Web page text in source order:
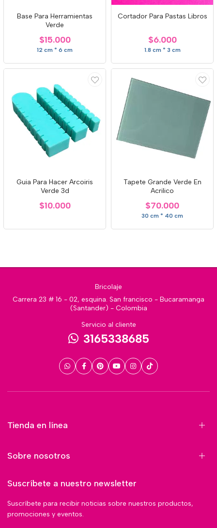
Base Para Herramientas
Verde
$15.000
12 cm * 6 cm
Cortador Para Pastas Libros
$6.000
1.8 cm * 3 cm
Guia Para Hacer Arcoiris
Verde 3d
$10.000
Tapete Grande Verde En
Acrilico
$70.000
30 cm * 40 cm
Bricolaje
Carrera 23 # 16 - 02, esquina. San francisco - Bucaramanga
(Santander) - Colombia
Servicio al cliente
3165338685
Tienda en línea
Sobre nosotros
Suscríbete a nuestro newsletter
Suscríbete para recibir noticias sobre nuestros productos,
promociones y eventos.